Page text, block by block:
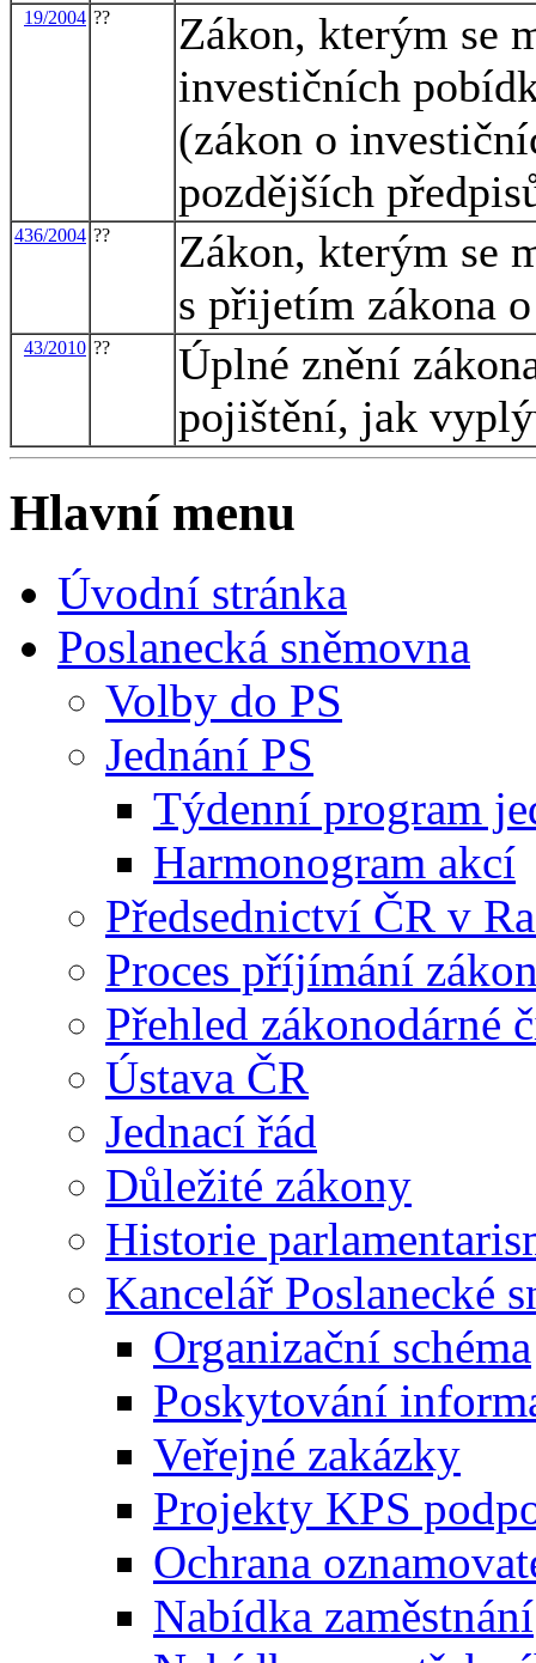
19/2004 ??
Zákon, kterým se
investičních
(zákon o
pozdějších
436/2004 ??
Zákon, kterým se
s přijetím zákona
43/2010 ??
Úplné znění
pojištění, jak
Hlavní menu
Úvodní stránka
Poslanecká sněmovna
Volby do PS
Jednání PS
Týdenní program
Harmonogram akcí
Předsednictví ČR v
Proces příjímání
Přehled zákonodárné
Ústava ČR
Jednací řád
Důležité zákony
Historie
Kancelář Poslanecké
Organizační schéma
Poskytování
Veřejné zakázky
Projekty KPS
Ochrana
Nabídka zaměstnání